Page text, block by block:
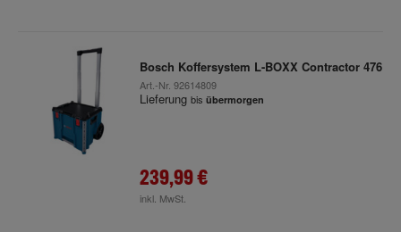
Bosch Koffersystem L-BOXX Contractor 476
Art.-Nr. 92614809
Lieferung bis übermorgen
239,99 €
inkl. MwSt.